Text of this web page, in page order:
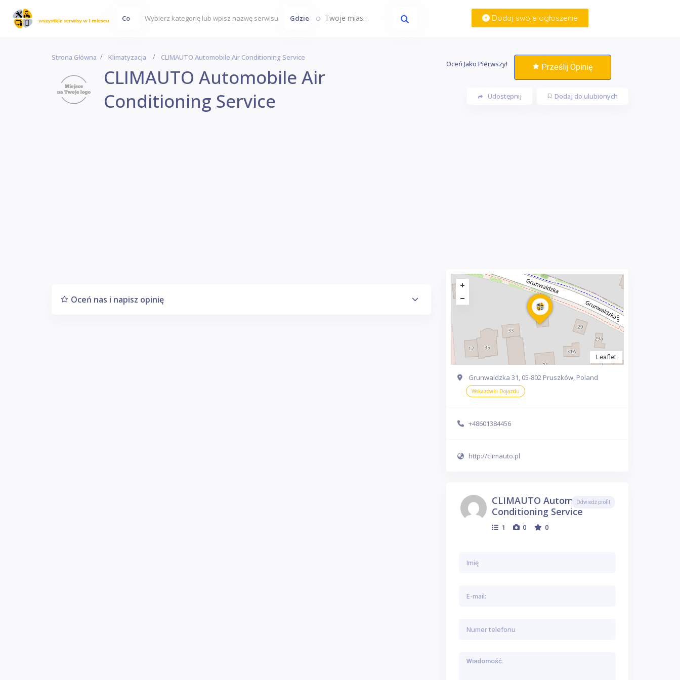
Co Gdzie Twoje miasto... Dodaj swoje ogłoszenie
Strona Główna Klimatyzacja CLIMAUTO Automobile Air Conditioning Service
CLIMAUTO Automobile Air
Conditioning Service
Oceń Jako Pierwszy! Prześlij Opinię
Dodaj do ulubionych
Udostępnij
Oceń nas i napisz opinię
Leaflet
Grunwaldzka 31, 05-802 Pruszków, Poland
Wskazówki Dojazdu
+48601384456
http://climauto.pl
CLIMAUTO Automobile Air
Conditioning Service
1 0 0
Odwiedź profil